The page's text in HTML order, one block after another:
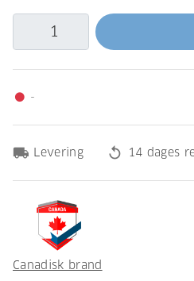
fiber_manual_record -
local_shipping Levering replay 14 dages
Canadisk brand